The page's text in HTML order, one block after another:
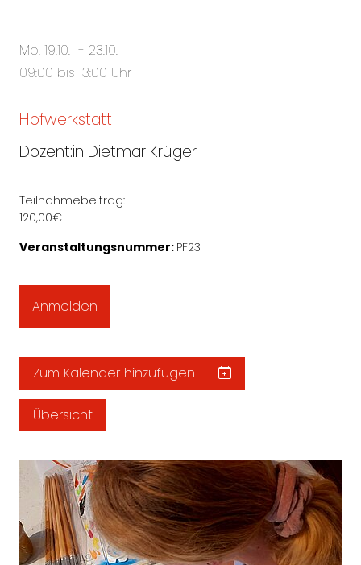
Mo. 19.10. - 23.10.
09:00 bis 13:00 Uhr
Hofwerkstatt
Dozent:in Dietmar Krüger
Teilnahmebeitrag:
120,00€
Veranstaltungsnummer: PF23
Anmelden
Zum Kalender hinzufügen
Übersicht